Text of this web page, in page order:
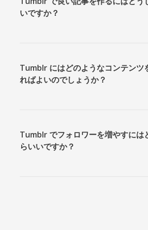
いですか？
Tumblr にはどのようなコンテンツ
ればよいのでしょうか？
Tumblr でフォロワーを増やすには
らいいですか？